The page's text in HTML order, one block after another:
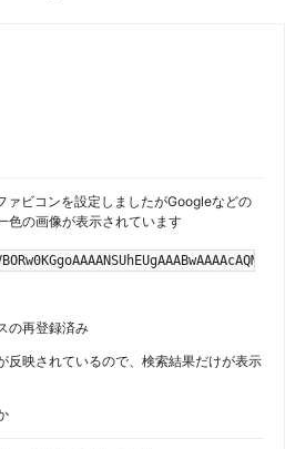
ァビコンを設定しましたがGoogleなどの
色の画像が表示されています
の再登録済み
反映されているので、検索結果だけが表示